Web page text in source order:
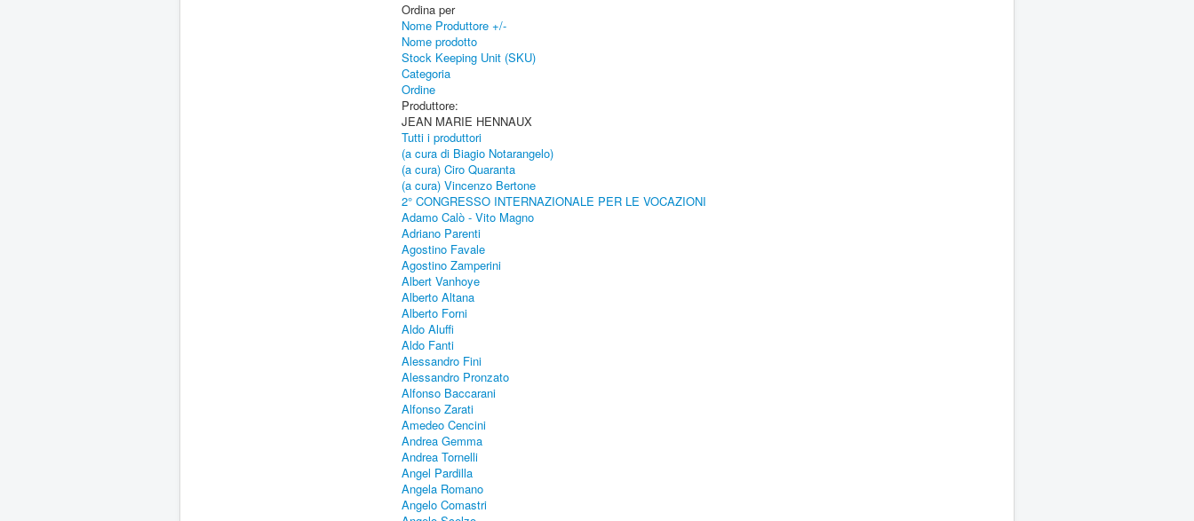
Ordina per
Nome Produttore +/-
Nome prodotto
Stock Keeping Unit (SKU)
Categoria
Ordine
Produttore:
JEAN MARIE HENNAUX
Tutti i produttori
(a cura di Biagio Notarangelo)
(a cura) Ciro Quaranta
(a cura) Vincenzo Bertone
2° CONGRESSO INTERNAZIONALE PER LE VOCAZIONI
Adamo Calò - Vito Magno
Adriano Parenti
Agostino Favale
Agostino Zamperini
Albert Vanhoye
Alberto Altana
Alberto Forni
Aldo Aluffi
Aldo Fanti
Alessandro Fini
Alessandro Pronzato
Alfonso Baccarani
Alfonso Zarati
Amedeo Cencini
Andrea Gemma
Andrea Tornelli
Angel Pardilla
Angela Romano
Angelo Comastri